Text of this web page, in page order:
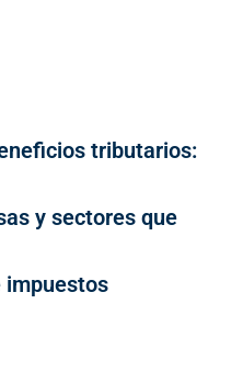
tributarios:
y sectores que
impuestos